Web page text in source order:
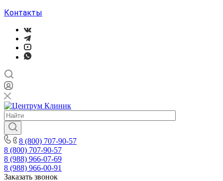
Контакты
8 (800) 707-90-57
8 (800) 707-90-57
8 (988) 966-07-69
8 (988) 966-00-91
Заказать звонок